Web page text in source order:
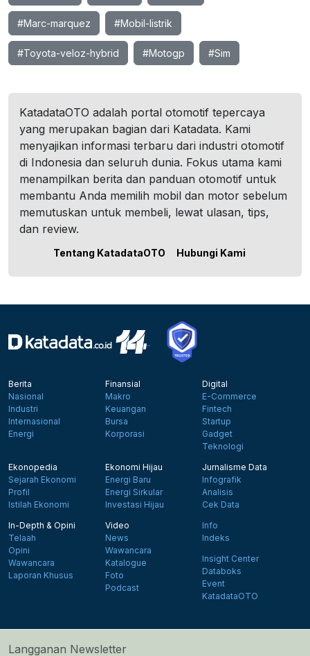
#Marc-marquez #Mobil-listrik
#Toyota-veloz-hybrid #Motogp #Sim
KatadataOTO adalah portal otomotif tepercaya
yang merupakan bagian dari Katadata. Kami
menyajikan informasi terbaru dari industri otomotif
di Indonesia dan seluruh dunia. Fokus utama kami
menampilkan berita dan panduan otomotif untuk
membantu Anda memilih mobil dan motor sebelum
memutuskan untuk membeli, lewat ulasan, tips,
dan review.
Tentang KatadataOTO Hubungi Kami
Berita
Nasional
Industri
Internasional
Energi
Finansial
Makro
Keuangan
Bursa
Korporasi
Digital
E-Commerce
Fintech
Startup
Gadget
Teknologi
Ekonopedia
Sejarah Ekonomi
Profil
Istilah Ekonomi
Ekonomi Hijau
Energi Baru
Energi Sirkular
Investasi Hijau
Jurnalisme Data
Infografik
Analisis
Cek Data
In-Depth & Opini
Telaah
Opini
Wawancara
Laporan Khusus
Video
News
Wawancara
Katalogue
Foto
Podcast
Info
Indeks
Insight Center
Databoks
Event
KatadataOTO
Langganan Newsletter